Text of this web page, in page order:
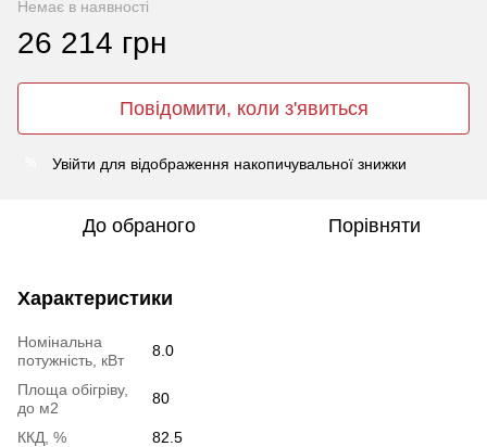
Немає в наявності
26 214 грн
Повідомити, коли з'явиться
Увійти для відображення накопичувальної знижки
До обраного Порівняти
Характеристики
Номінальна
потужність, кВт
8.0
Площа обігріву,
до м2
80
ККД, %
82.5